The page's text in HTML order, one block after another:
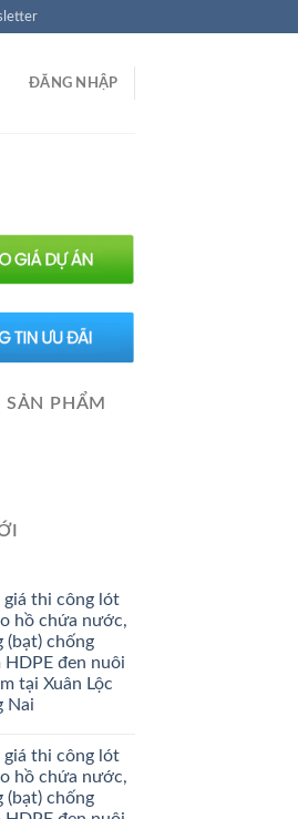
ĐĂNG NHẬP
PHẨM
giá thi công lót
hồ chứa nước,
(bạt) chống
HDPE đen nuôi
tại Xuân Lộc
Nai
giá thi công lót
hồ chứa nước,
(bạt) chống